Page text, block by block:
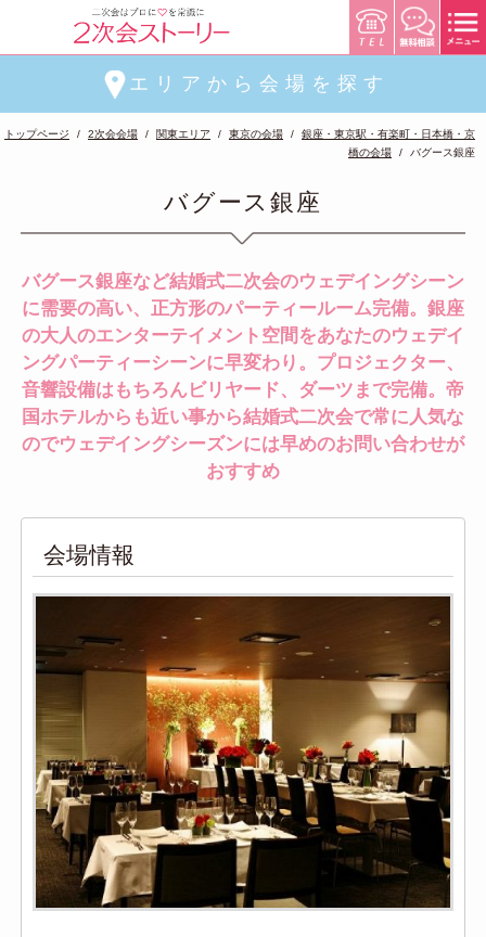
エリアから会場を探す
トップページ 2次会会場 関東エリア 東京の会場
銀座・東京駅・有楽町・日本橋・京
橋の会場
バグース銀座
バグース銀座
バグース銀座など結婚式二次会のウェデイングシーン
に需要の高い、正方形のパーティールーム完備。銀座
の大人のエンターテイメント空間をあなたのウェデイ
ングパーティーシーンに早変わり。プロジェクター、
音響設備はもちろんビリヤード、ダーツまで完備。帝
国ホテルからも近い事から結婚式二次会で常に人気な
のでウェデイングシーズンには早めのお問い合わせが
おすすめ
会場情報